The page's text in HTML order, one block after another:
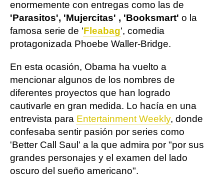
enormemente con entregas como las de
'Parasitos', 'Mujercitas' , 'Booksmart' o la
famosa serie de 'Fleabag', comedia
protagonizada Phoebe Waller-Bridge.
En esta ocasión, Obama ha vuelto a
mencionar algunos de los nombres de
diferentes proyectos que han logrado
cautivarle en gran medida. Lo hacía en una
entrevista para Entertainment Weekly, donde
confesaba sentir pasión por series como
'Better Call Saul' a la que admira por "por sus
grandes personajes y el examen del lado
oscuro del sueño americano".